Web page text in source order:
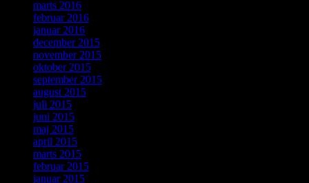
marts 2016
februar 2016
januar 2016
december 2015
november 2015
oktober 2015
september 2015
august 2015
juli 2015
juni 2015
maj 2015
april 2015
marts 2015
februar 2015
januar 2015